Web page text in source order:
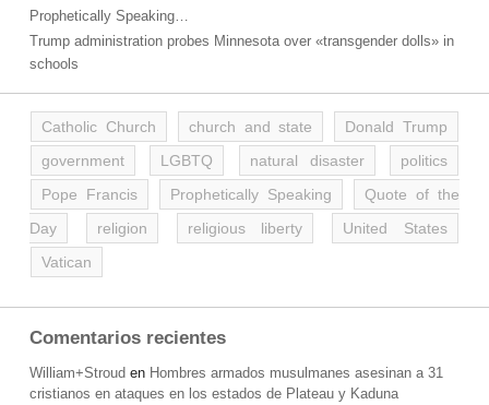
Prophetically Speaking…
Trump administration probes Minnesota over «transgender dolls» in
schools
Catholic Church church and state
Donald Trump
government
LGBTQ natural disaster
politics
Pope Francis
Prophetically Speaking
Quote of the
Day
religion religious liberty
United States
Vatican
Comentarios recientes
William+Stroud en Hombres armados musulmanes asesinan a 31
cristianos en ataques en los estados de Plateau y Kaduna